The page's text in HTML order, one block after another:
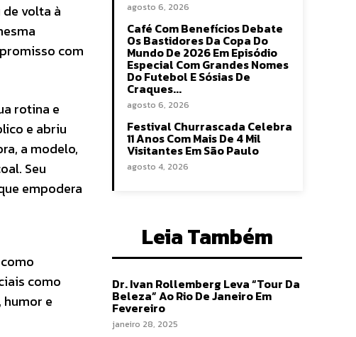
volta à
com
rotina e
e abriu
a modelo,
Seu
empodera
como
e
agosto 6, 2026
Café Com Benefícios Debate
Os Bastidores Da Copa Do
Mundo De 2026 Em Episódio
Especial Com Grandes Nomes
Do Futebol E Sósias De
Craques...
agosto 6, 2026
Festival Churrascada Celebra
11 Anos Com Mais De 4 Mil
Visitantes Em São Paulo
agosto 4, 2026
Leia Também
Dr. Ivan Rollemberg Leva “Tour Da
Beleza” Ao Rio De Janeiro Em
Fevereiro
janeiro 28, 2025